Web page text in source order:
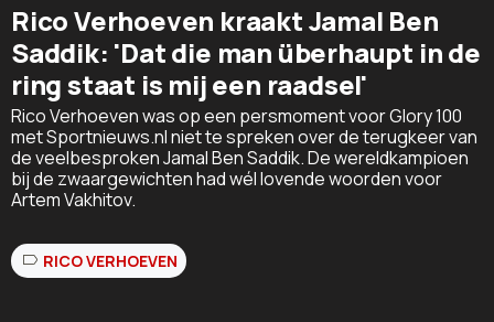
Rico Verhoeven kraakt Jamal Ben
Saddik: 'Dat die man überhaupt in de
ring staat is mij een raadsel'
Rico Verhoeven was op een persmoment voor Glory 100
met Sportnieuws.nl niet te spreken over de terugkeer van
de veelbesproken Jamal Ben Saddik. De wereldkampioen
bij de zwaargewichten had wél lovende woorden voor
Artem Vakhitov.
RICO VERHOEVEN